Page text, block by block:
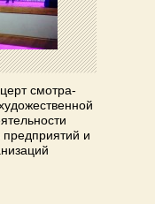
смотра-
предприятий и